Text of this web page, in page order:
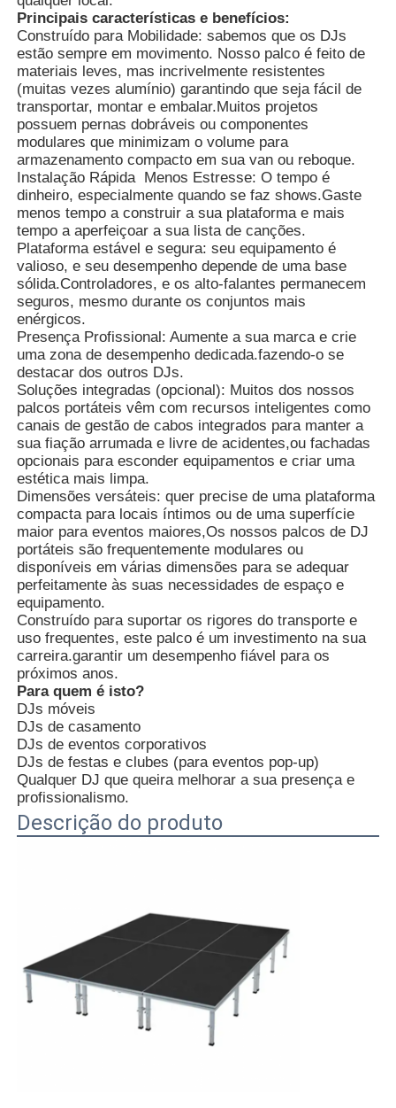
Lar
Produtos
Vídeos
Sobre Nós
Visita à fábrica
Controle de Qualidade
Contacte-nos
Notícias
Casos
Solicite uma cotação
Truss de palco de alumínio
fardo de alumínio do torneira
Sistema de travessia de alumínio
Plataforma de palco de alumínio
Principais características e benefícios:
Construído para Mobilidade: sabemos que os DJs
estão sempre em movimento. Nosso palco é feito de
materiais leves, mas incrivelmente resistentes
(muitas vezes alumínio) garantindo que seja fácil de
transportar, montar e embalar.Muitos projetos
possuem pernas dobráveis ou componentes
modulares que minimizam o volume para
armazenamento compacto em sua van ou reboque.
Instalação Rápida ️ Menos Estresse: O tempo é
dinheiro, especialmente quando se faz shows.Gaste
menos tempo a construir a sua plataforma e mais
tempo a aperfeiçoar a sua lista de canções.
Plataforma estável e segura: seu equipamento é
valioso, e seu desempenho depende de uma base
sólida.Controladores, e os alto-falantes permanecem
seguros, mesmo durante os conjuntos mais
enérgicos.
Presença Profissional: Aumente a sua marca e crie
uma zona de desempenho dedicada.fazendo-o se
destacar dos outros DJs.
Soluções integradas (opcional): Muitos dos nossos
palcos portáteis vêm com recursos inteligentes como
canais de gestão de cabos integrados para manter a
sua fiação arrumada e livre de acidentes,ou fachadas
opcionais para esconder equipamentos e criar uma
estética mais limpa.
Dimensões versáteis: quer precise de uma plataforma
compacta para locais íntimos ou de uma superfície
maior para eventos maiores,Os nossos palcos de DJ
portáteis são frequentemente modulares ou
disponíveis em várias dimensões para se adequar
perfeitamente às suas necessidades de espaço e
equipamento.
Construído para suportar os rigores do transporte e
uso frequentes, este palco é um investimento na sua
carreira.garantir um desempenho fiável para os
próximos anos.
Para quem é isto?
DJs móveis
DJs de casamento
DJs de eventos corporativos
DJs de festas e clubes (para eventos pop-up)
Qualquer DJ que queira melhorar a sua presença e
profissionalismo.
Descrição do produto